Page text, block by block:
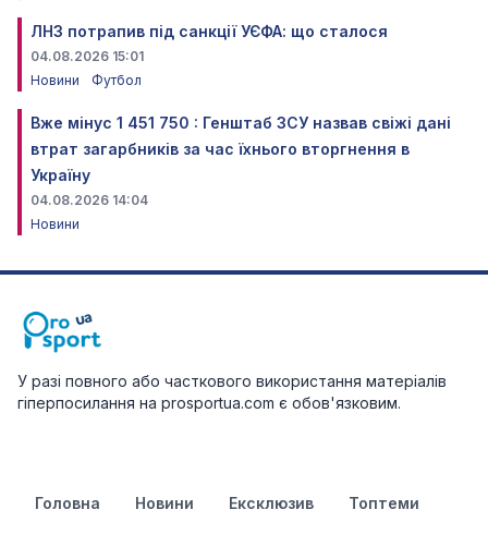
ЛНЗ потрапив під санкції УЄФА: що сталося
04.08.2026 15:01
Новини
Футбол
Вже мінус 1 451 750 : Генштаб ЗСУ назвав свіжі дані
втрат загарбників за час їхнього вторгнення в
Україну
04.08.2026 14:04
Новини
У разі повного або часткового використання матеріалів
гіперпосилання на prosportua.com є обов'язковим.
Головна Новини Ексклюзив Топтеми